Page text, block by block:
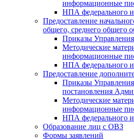
информационные
НПА федерального и
Предоставление
общего, среднего общего
Приказы
Методические
информационные
НПА федерального и
Предоставление
Приказы
постановления
Методические
информационные
НПА федерального и
Образование лиц с ОВЗ
Формы заявлений